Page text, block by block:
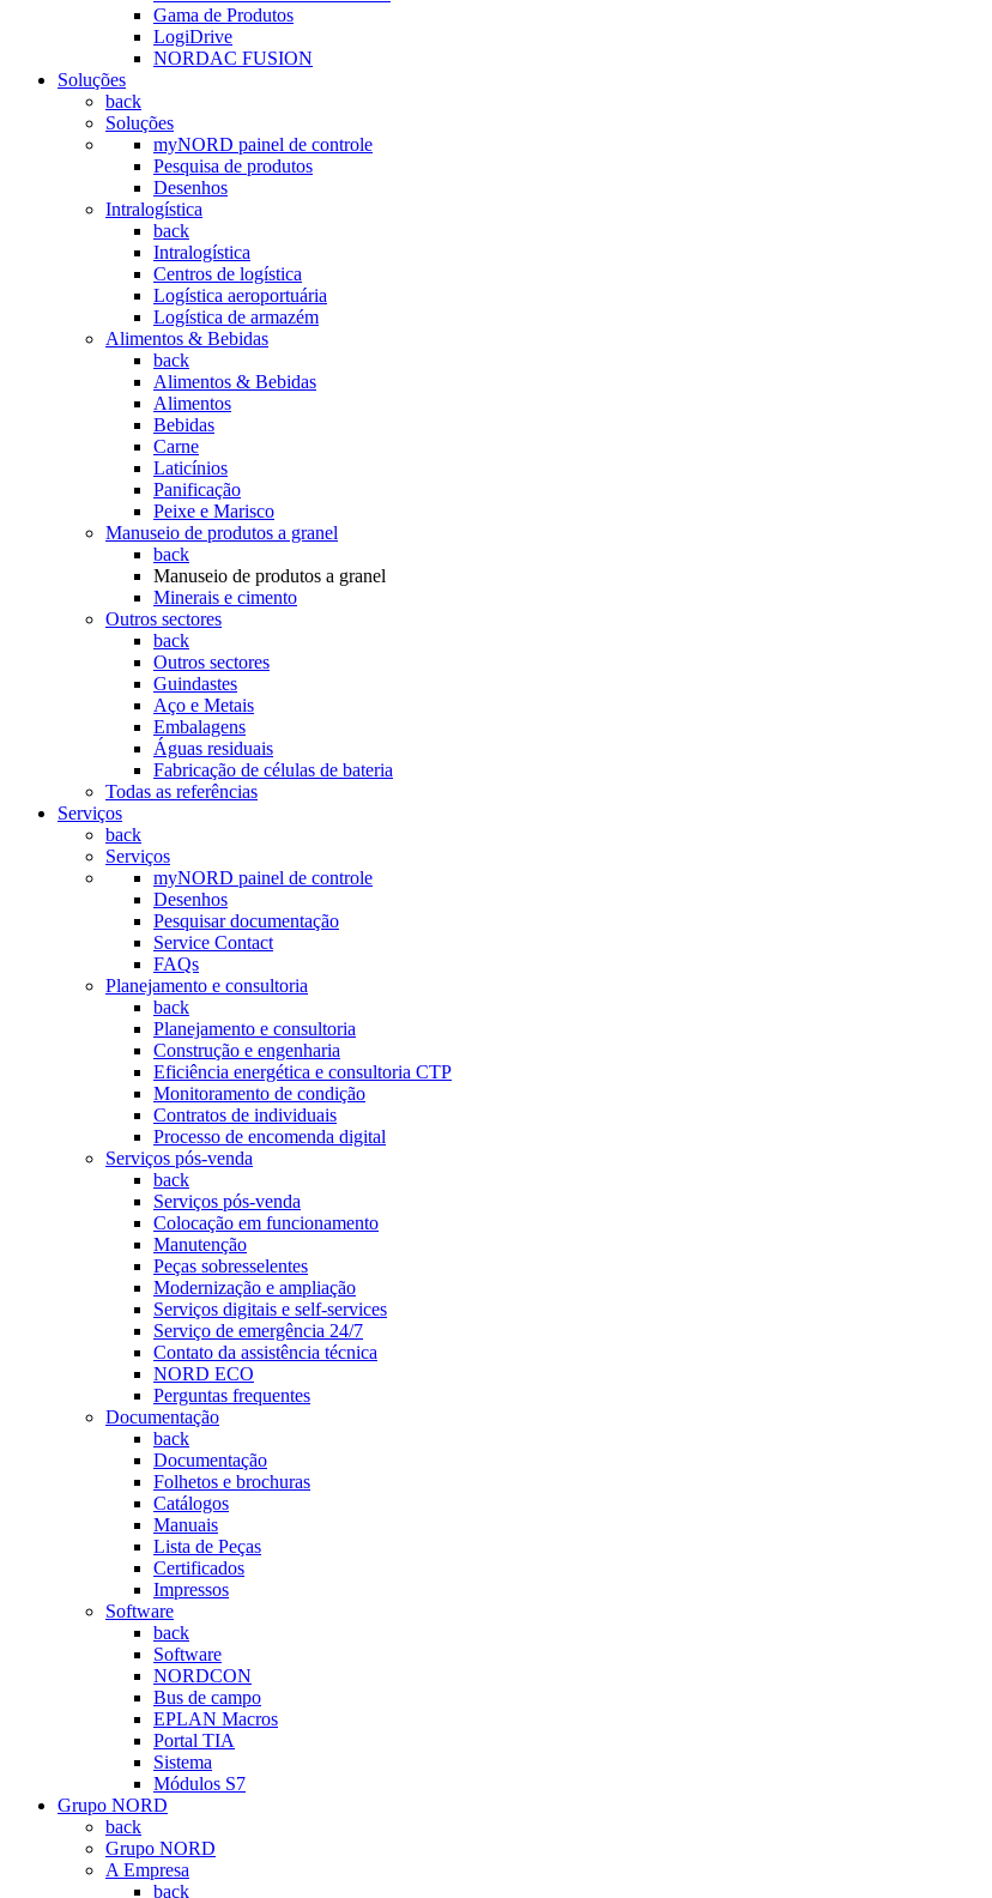
Gama de Produtos
LogiDrive
NORDAC FUSION
Soluções
back
Soluções
myNORD painel de controle
Pesquisa de produtos
Desenhos
Intralogística
back
Intralogística
Centros de logística
Logística aeroportuária
Logística de armazém
Alimentos & Bebidas
back
Alimentos & Bebidas
Alimentos
Bebidas
Carne
Laticínios
Panificação
Peixe e Marisco
Manuseio de produtos a granel
back
Manuseio de produtos a granel
Minerais e cimento
Outros sectores
back
Outros sectores
Guindastes
Aço e Metais
Embalagens
Águas residuais
Fabricação de células de bateria
Todas as referências
Serviços
back
Serviços
myNORD painel de controle
Desenhos
Pesquisar documentação
Service Contact
FAQs
Planejamento e consultoria
back
Planejamento e consultoria
Construção e engenharia
Eficiência energética e consultoria CTP
Monitoramento de condição
Contratos de individuais
Processo de encomenda digital
Serviços pós-venda
back
Serviços pós-venda
Colocação em funcionamento
Manutenção
Peças sobresselentes
Modernização e ampliação
Serviços digitais e self-services
Serviço de emergência 24/7
Contato da assistência técnica
NORD ECO
Perguntas frequentes
Documentação
back
Documentação
Folhetos e brochuras
Catálogos
Manuais
Lista de Peças
Certificados
Impressos
Software
back
Software
NORDCON
Bus de campo
EPLAN Macros
Portal TIA
Sistema
Módulos S7
Grupo NORD
back
Grupo NORD
A Empresa
back